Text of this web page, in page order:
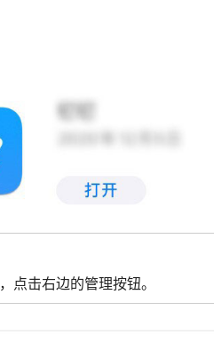
，点击右边的管理按钮。